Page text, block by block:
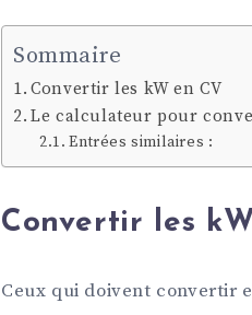
Sommaire
Convertir les kW en CV
Le calculateur pour
Entrées similaires :
Convertir les
Ceux qui doivent convertir